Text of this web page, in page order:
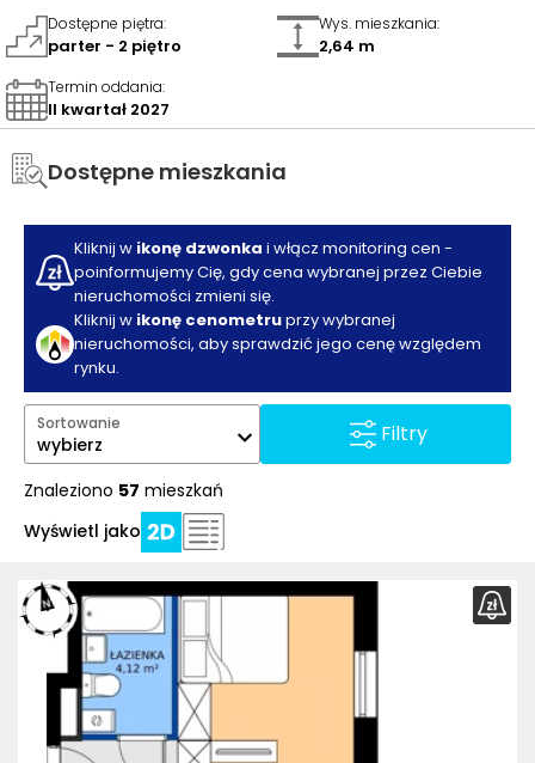
Dostępne piętra:
parter - 2 piętro
Wys. mieszkania:
2,64 m
Termin oddania:
II kwartał 2027
Dostępne mieszkania
Kliknij w ikonę dzwonka i włącz monitoring cen -
poinformujemy Cię, gdy cena wybranej przez Ciebie
nieruchomości zmieni się.
Kliknij w ikonę cenometruprzy wybranej
nieruchomości, aby sprawdzić jego cenę względem
rynku.
Filtry
Sortowanie
wybierz
Znaleziono 57 mieszkań
Wyświetl jako